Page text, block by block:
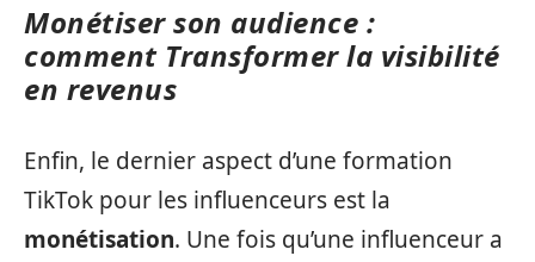
Monétiser son audience :
comment Transformer la visibilité
en revenus
Enfin, le dernier aspect d’une formation
TikTok pour les influenceurs est la
monétisation. Une fois qu’une influenceur a